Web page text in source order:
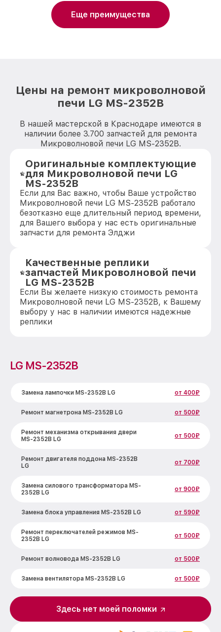
Еще преимущества
Цены на ремонт микроволновой
печи LG MS-2352B
В нашей мастерской в Краснодаре имеются в
наличии более 3.700 запчастей для ремонта
Микроволновой печи LG MS-2352B.
Оригинальные комплектующие
для Микроволновой печи LG
MS-2352B
Если для Вас важно, чтобы Ваше устройство
Микроволновой печи LG MS-2352B работало
безотказно еще длительный период времени,
для Вашего выбора у нас есть оригинальные
запчасти для ремонта Элджи
Качественные реплики
запчастей Микроволновой печи
LG MS-2352B
Если Вы желаете низкую стоимость ремонта
Микроволновой печи LG MS-2352B, к Вашему
выбору у нас в наличии имеются надежные
реплики
LG MS-2352B
Замена лампочки MS-2352B LG от 400₽
Ремонт магнетрона MS-2352B LG от 500₽
Ремонт механизма открывания двери
MS-2352B LG
от 500₽
Ремонт двигателя поддона MS-2352B
LG
от 700₽
Замена силового трансформатора MS-
2352B LG
от 900₽
Замена блока управления MS-2352B LG от 590₽
Ремонт переключателей режимов MS-
2352B LG
от 500₽
Ремонт волновода MS-2352B LG от 500₽
Замена вентилятора MS-2352B LG от 500₽
Замена ТЭН MS-2352B LG от 1000₽
Здесь нет моей поломки